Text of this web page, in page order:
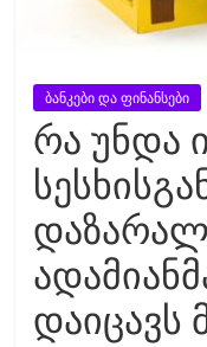
ბანკები და ფინანსები
რა უნდა
დაიცავს